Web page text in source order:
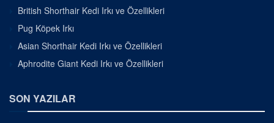
British Shorthair Kedi Irkı ve Özellikleri
Pug Köpek Irkı
Asian Shorthair Kedi Irkı ve Özellikleri
Aphrodite Giant Kedi Irkı ve Özellikleri
SON YAZILAR